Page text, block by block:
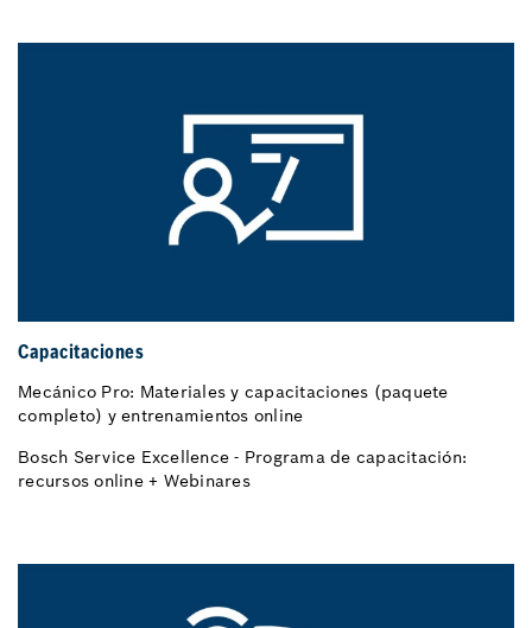
Capacitaciones
Mecánico Pro: Materiales y capacitaciones (paquete
completo) y entrenamientos online
Bosch Service Excellence - Programa de capacitación:
recursos online + Webinares